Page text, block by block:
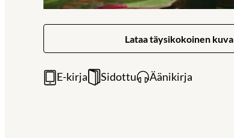
Lataa täysikokoinen kuva
E-kirja Sidottu Äänikirja